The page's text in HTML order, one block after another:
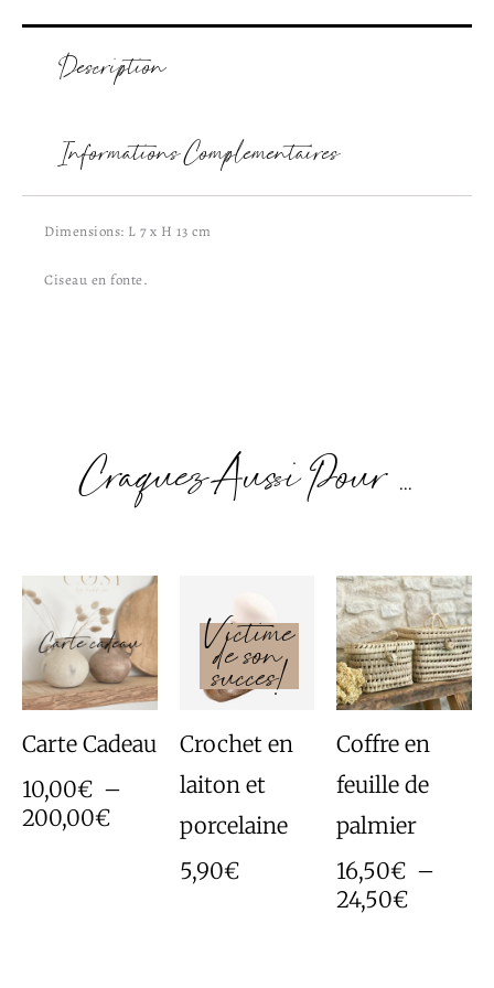
Description
Informations Complémentaires
Dimensions: L 7 x H 13 cm
Ciseau en fonte.
Craquez Aussi Pour ...
Carte Cadeau
10,00€ –
200,00€
Plage
de
prix :
10,00€
à
200,00€Crochet en
laiton et
porcelaine
5,90€
Coffre en
feuille de
palmier
16,50€ –
24,50€
Plage
de
prix :
16,50€
à